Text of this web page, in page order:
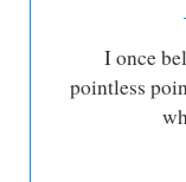
I once
pointless